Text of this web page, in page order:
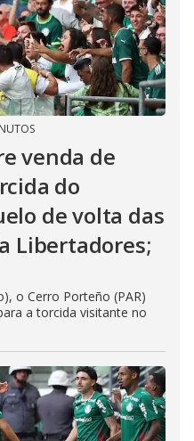
venda de
do
de volta das
Libertadores;
o Cerro Porteño (PAR)
a torcida visitante no